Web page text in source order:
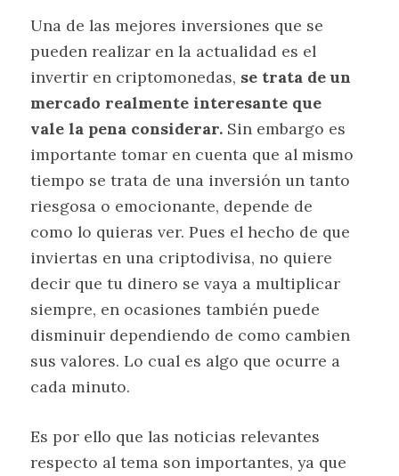
Una de las mejores inversiones que se
pueden realizar en la actualidad es el
invertir en criptomonedas, se trata de un
mercado realmente interesante que
vale la pena considerar. Sin embargo es
importante tomar en cuenta que al mismo
tiempo se trata de una inversión un tanto
riesgosa o emocionante, depende de
como lo quieras ver. Pues el hecho de que
inviertas en una criptodivisa, no quiere
decir que tu dinero se vaya a multiplicar
siempre, en ocasiones también puede
disminuir dependiendo de como cambien
sus valores. Lo cual es algo que ocurre a
cada minuto.
Es por ello que las noticias relevantes
respecto al tema son importantes, ya que